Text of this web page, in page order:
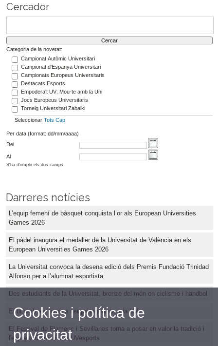
Cercador
Categoria de la novetat:
Campionat Autòmic Universitari
Campionat d'Espanya Universitari
Campionats Europeus Universitaris
Destacats Esports
Empodera't UV: Mou-te amb la Uni
Jocs Europeus Universitaris
Torneig Universitari Zabalki
Seleccionar Tots Cap
Per data (format: dd/mm/aaaa)
Del
Al
S'ha d'omplir els dos camps
Darreres notícies
L’equip femení de bàsquet conquista l’or als European Universities
Games 2026
El pàdel inaugura el medaller de la Universitat de València en els
European Universities Games 2026
La Universitat convoca la desena edició dels Premis Fundació Trinidad
Alfonso per a l’alumnat esportista
Dos estudiants de la Universitat, bronze del món en ciclisme i handbol
El tir amb arc torna a ser protagonista a la UV
El Festival de Flamenc i Sevillanes torna a posar en valor la tradició i
l'expressió artística a UVesports
Cookies i política de
privacitat